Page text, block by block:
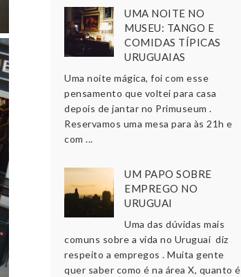
UMA NOITE NO
MUSEU: TANGO E
COMIDAS TÍPICAS
URUGUAIAS
Uma noite mágica, foi com esse
pensamento que voltei para casa
depois de jantar no Primuseum .
Reservamos uma mesa para às 21h e
com ...
UM PAPO SOBRE
EMPREGO NO
URUGUAI
Uma das dúvidas mais
comuns sobre a vida no Uruguai diz
respeito a empregos . Muita gente
quer saber como é na área X, quanto é